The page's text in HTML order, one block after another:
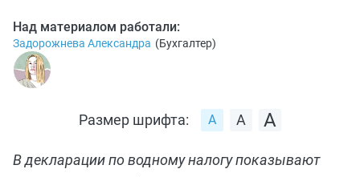
Над материалом работали:
Задорожнева Александра (Бухгалтер)
Размер шрифта:
В декларации по водному налогу показывают